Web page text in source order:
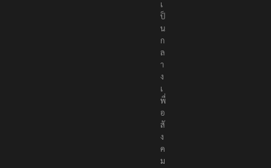
เ
ป็
น
ก
ล
า
ง
เ
พื่
อ
สั
ง
ค
ม